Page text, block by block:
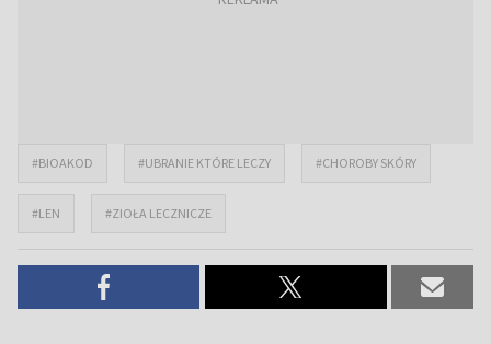
#BIOAKOD #UBRANIE KTÓRE LECZY #CHOROBY SKÓRY
#LEN #ZIOŁA LECZNICZE